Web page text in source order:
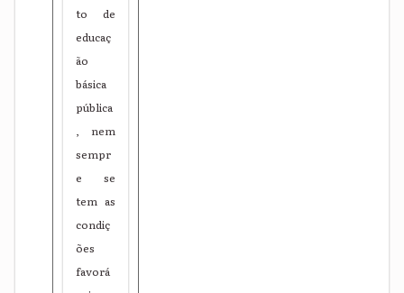
to de
educaç
ão
básica
pública
, nem
sempr
e se
tem as
condiç
ões
favorá